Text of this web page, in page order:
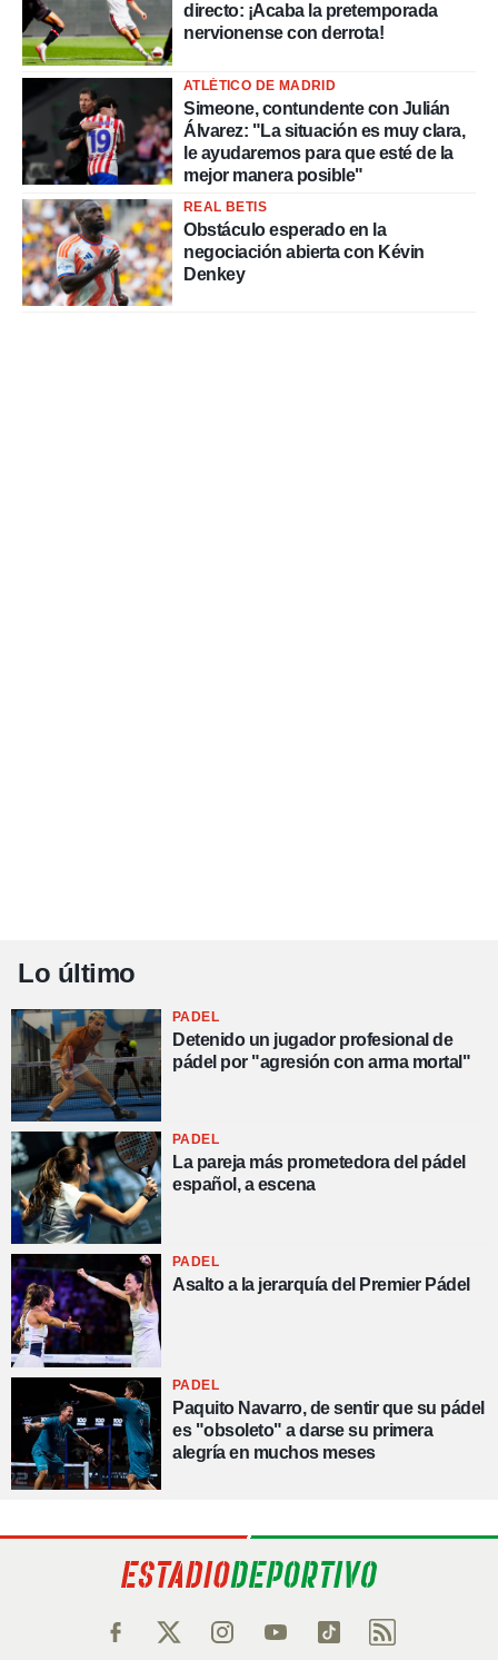
directo: ¡Acaba la pretemporada
nervionense con derrota!
ATLÉTICO DE MADRID
Simeone, contundente con Julián
Álvarez: "La situación es muy clara,
le ayudaremos para que esté de la
mejor manera posible"
REAL BETIS
Obstáculo esperado en la
negociación abierta con Kévin
Denkey
Lo último
PADEL
Detenido un jugador profesional de
pádel por "agresión con arma mortal"
PADEL
La pareja más prometedora del pádel
español, a escena
PADEL
Asalto a la jerarquía del Premier Pádel
PADEL
Paquito Navarro, de sentir que su pádel
es "obsoleto" a darse su primera
alegría en muchos meses